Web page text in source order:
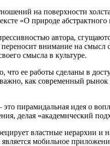
на поверхности
«О природе
автора,
внимание на
смысла в культуре.
ее работы сделаны в
как современный
пирамидальная идея о
делая «академический
властные иерархии
мобильное